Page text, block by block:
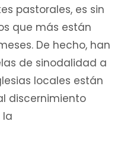
pastorales, es sin
que más están
De hecho, han
de sinodalidad a
locales están
discernimiento
la